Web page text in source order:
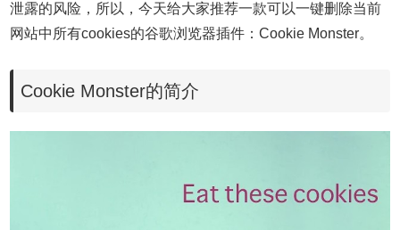
泄露的风险，所以，今天给大家推荐一款可以一键删除当前
网站中所有cookies的谷歌浏览器插件：Cookie Monster。
Cookie Monster的简介